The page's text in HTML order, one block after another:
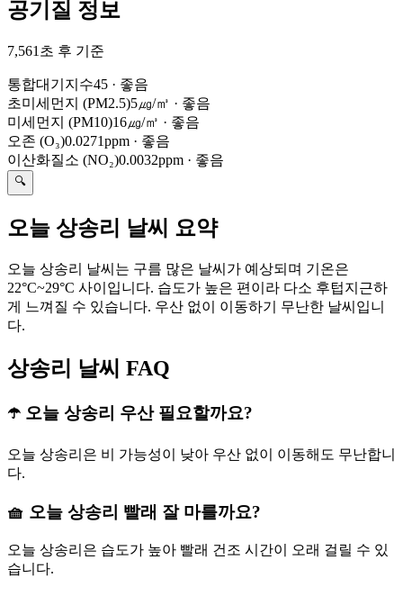
공기질 정보
7,561초 후 기준
통합대기지수45 · 좋음
초미세먼지 (PM2.5)5㎍/㎥ · 좋음
미세먼지 (PM10)16㎍/㎥ · 좋음
오존 (O₃)0.0271ppm · 좋음
이산화질소 (NO₂)0.0032ppm · 좋음
🔍
오늘 상송리 날씨 요약
오늘 상송리 날씨는 구름 많은 날씨가 예상되며 기온은
22°C~29°C 사이입니다. 습도가 높은 편이라 다소 후텁지근하
게 느껴질 수 있습니다. 우산 없이 이동하기 무난한 날씨입니
다.
상송리 날씨 FAQ
☂️ 오늘 상송리 우산 필요할까요?
오늘 상송리은 비 가능성이 낮아 우산 없이 이동해도 무난합니
다.
🧺 오늘 상송리 빨래 잘 마를까요?
오늘 상송리은 습도가 높아 빨래 건조 시간이 오래 걸릴 수 있
습니다.